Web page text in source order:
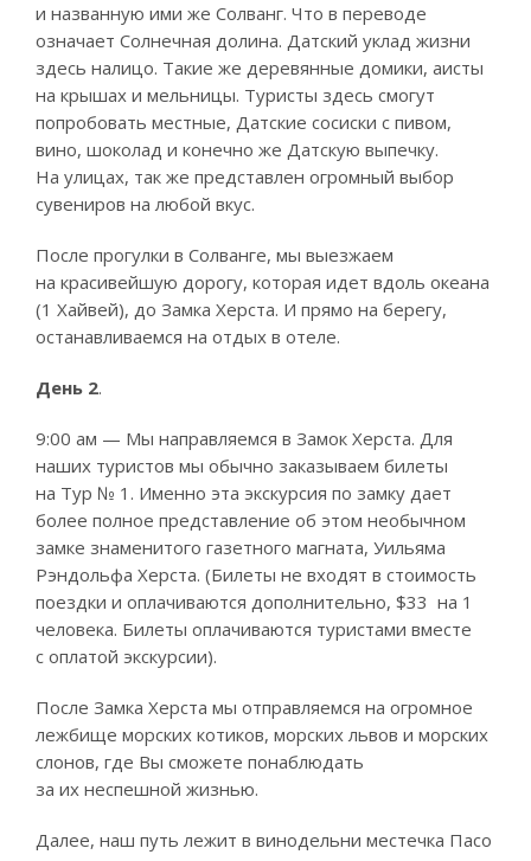
и названную ими же Солванг. Что в переводе
означает Солнечная долина. Датский уклад жизни
здесь налицо. Такие же деревянные домики, аисты
на крышах и мельницы. Туристы здесь смогут
попробовать местные, Датские сосиски с пивом,
вино, шоколад и конечно же Датскую выпечку.
На улицах, так же представлен огромный выбор
сувениров на любой вкус.
После прогулки в Солванге, мы выезжаем
на красивейшую дорогу, которая идет вдоль океана
(1 Хайвей), до Замка Херста. И прямо на берегу,
останавливаемся на отдых в отеле.
День 2.
9:00 ам — Мы направляемся в Замок Херста. Для
наших туристов мы обычно заказываем билеты
на Тур № 1. Именно эта экскурсия по замку дает
более полное представление об этом необычном
замке знаменитого газетного магната, Уильяма
Рэндольфа Херста. (Билеты не входят в стоимость
поездки и оплачиваются дополнительно, $33 на 1
человека. Билеты оплачиваются туристами вместе
с оплатой экскурсии).
После Замка Херста мы отправляемся на огромное
лежбище морских котиков, морских львов и морских
слонов, где Вы сможете понаблюдать
за их неспешной жизнью.
Далее, наш путь лежит в винодельни местечка Пасо